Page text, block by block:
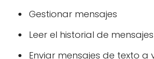
Gestionar mensajes
Leer el historial de mensajes
Enviar mensajes de texto a